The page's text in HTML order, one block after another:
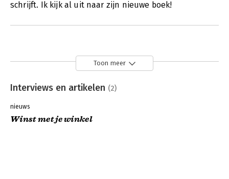
schrijft. Ik kijk al uit naar zijn nieuwe boek!
Toon meer
Interviews en artikelen (2)
nieuws
Winst met je winkel